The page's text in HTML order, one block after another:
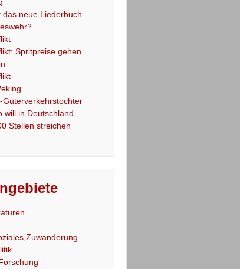
das neue Liederbuch
Spritpreise gehen
Güterverkehrstochter
will in Deutschland
Stellen streichen